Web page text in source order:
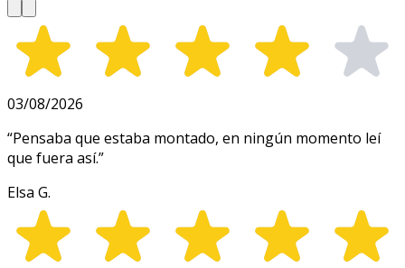
03/08/2026
“Pensaba que estaba montado, en ningún momento leí
que fuera así.”
Elsa G.